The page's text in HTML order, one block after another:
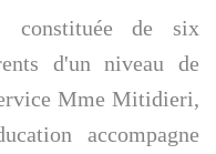
constituée de six
d'un niveau de
Mme Mitidieri,
accompagne